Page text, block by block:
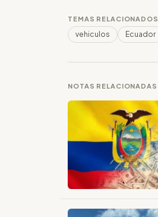
TEMAS RELACIONADOS
vehiculos Ecuador
NOTAS RELACIONADAS